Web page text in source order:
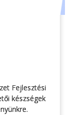
Fejlesztési
készségek